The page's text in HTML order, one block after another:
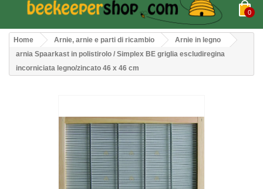
0
Home Arnie, arnie e parti di ricambio
Arnie in legno
arnia Spaarkast in polistirolo / Simplex BE griglia escludiregina
incorniciata legno/zincato 46 x 46 cm